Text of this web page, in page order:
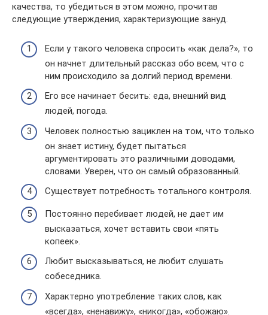
качества, то убедиться в этом можно, прочитав
следующие утверждения, характеризующие зануд.
Если у такого человека спросить «как дела?», то
он начнет длительный рассказ обо всем, что с
ним происходило за долгий период времени.
Его все начинает бесить: еда, внешний вид
людей, погода.
Человек полностью зациклен на том, что только
он знает истину, будет пытаться
аргументировать это различными доводами,
словами. Уверен, что он самый образованный.
Существует потребность тотального контроля.
Постоянно перебивает людей, не дает им
высказаться, хочет вставить свои «пять
копеек».
Любит высказываться, не любит слушать
собеседника.
Характерно употребление таких слов, как
«всегда», «ненавижу», «никогда», «обожаю».